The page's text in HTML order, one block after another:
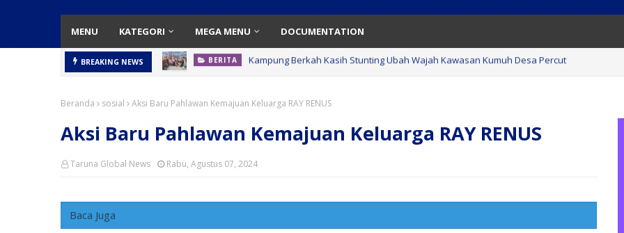
MENU KATEGORI MEGA MENU DOCUMENTATION
BREAKING NEWS BERITA Bupati Deli Serdang, dr H Asri Ludin Tambunan, Apresiasi dukungan PT Musim Mas
Beranda sosial Aksi Baru Pahlawan Kemajuan Keluarga RAY RENUS
Aksi Baru Pahlawan Kemajuan Keluarga RAY RENUS
Taruna Global News Rabu, Agustus 07, 2024
Baca Juga